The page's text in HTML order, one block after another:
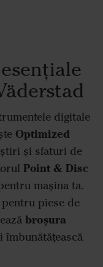
digitale
Optimized
și sfaturi de
Point & Disc
mașina ta.
pentru piese de
broșura
îmbunătățească